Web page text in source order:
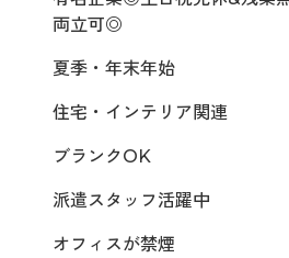
両立可◎
夏季・年末年始
住宅・インテリア関連
ブランクOK
派遣スタッフ活躍中
オフィスが禁煙